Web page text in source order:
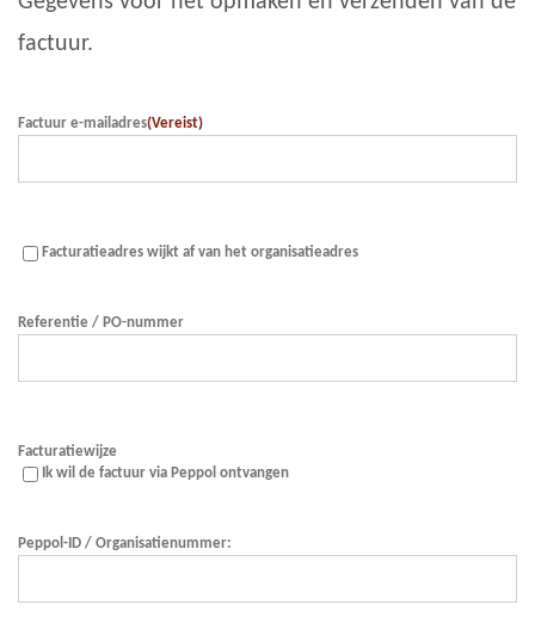
factuur.
Factuur e-mailadres(Vereist)
Afwijkend
Facturatieadres wijkt af van het organisatieadres
Referentie / PO-nummer
Facturatiewijze
Ik wil de factuur via Peppol ontvangen
Peppol-ID / Organisatienummer: